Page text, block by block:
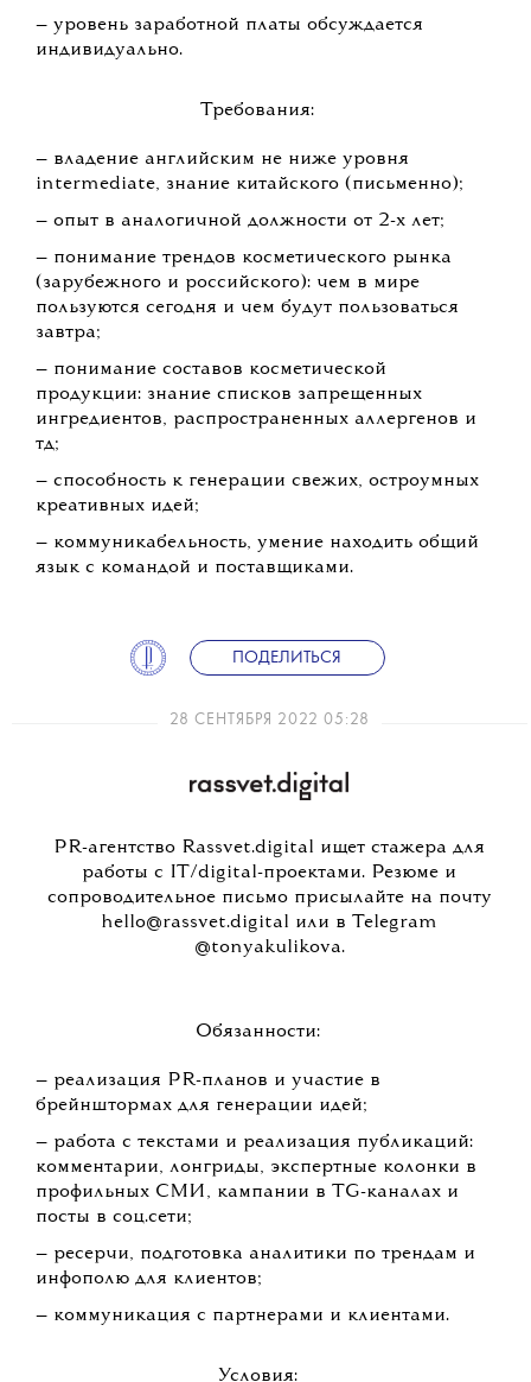
— уровень заработной платы обсуждается
индивидуально.
Требования:
— владение английским не ниже уровня
intermediate, знание китайского (письменно);
— опыт в аналогичной должности от 2-х лет;
— понимание трендов косметического рынка
(зарубежного и российского): чем в мире
пользуются сегодня и чем будут пользоваться
завтра;
— понимание составов косметической
продукции: знание списков запрещенных
ингредиентов, распространенных аллергенов и
тд;
— способность к генерации свежих, остроумных
креативных идей;
— коммуникабельность, умение находить общий
язык с командой и поставщиками.
ПОДЕЛИТЬСЯ
28 СЕНТЯБРЯ 2022 05:28
PR-агентство Rassvet.digital ищет стажера для
работы с IT/digital-проектами. Резюме и
сопроводительное письмо присылайте на почту
hello@rassvet.digital или в Telegram
@tonyakulikova.
Обязанности:
— реализация PR-планов и участие в
брейнштормах для генерации идей;
— работа с текстами и реализация публикаций:
комментарии, лонгриды, экспертные колонки в
профильных СМИ, кампании в TG-каналах и
посты в соц.сети;
— ресерчи, подготовка аналитики по трендам и
инфополю для клиентов;
— коммуникация с партнерами и клиентами.
Условия: